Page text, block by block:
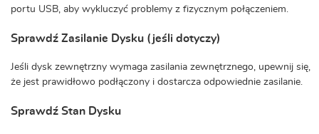
portu USB, aby wykluczyć problemy z fizycznym połączeniem.
Sprawdź Zasilanie Dysku (jeśli dotyczy)
Jeśli dysk zewnętrzny wymaga zasilania zewnętrznego, upewnij się,
że jest prawidłowo podłączony i dostarcza odpowiednie zasilanie.
Sprawdź Stan Dysku